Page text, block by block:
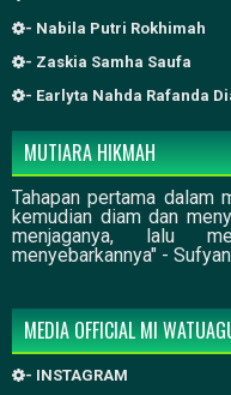
- Nabila Putri Rokhimah
- Zaskia Samha Saufa
- Earlyta Nahda Rafanda
MUTIARA HIKMAH
Tahapan pertama dalam
kemudian diam dan
menjaganya, lalu
menyebarkannya" -
MEDIA OFFICIAL MI
- INSTAGRAM